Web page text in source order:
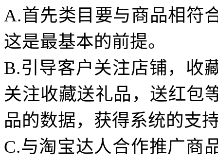
A.首先类目要与商品相符
这是最基本的前提。
B.引导客户关注店铺，收
关注收藏送礼品，送红包
品的数据，获得系统的支
C.与淘宝达人合作推广商